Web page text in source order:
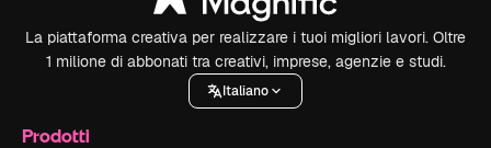
La piattaforma creativa per realizzare i tuoi migliori lavori. Oltre
1 milione di abbonati tra creativi, imprese, agenzie e studi.
Italiano
Prodotti